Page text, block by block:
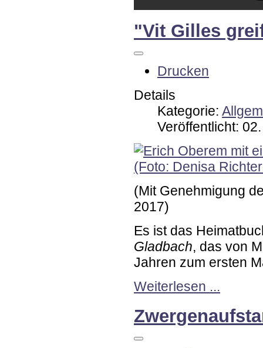
"Vit Gilles
Drucken
Details
Kategorie:
Veröffentlicht:
(Mit Genehmigung
2017)
Es ist das
Gladbach, das von
Jahren zum ersten
Weiterlesen ...